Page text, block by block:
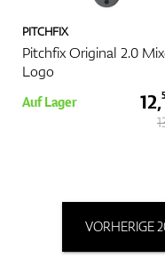
PITCHFIX
Pitchfix Original 2.0
Logo
Auf Lager 12,
VORHERIGE